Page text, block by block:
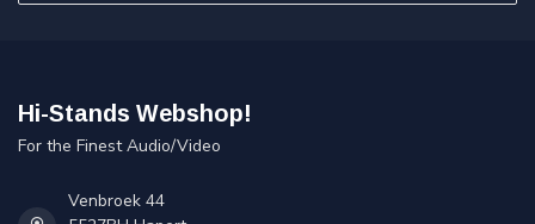
Hi-Stands Webshop!
For the Finest Audio/Video
Venbroek 44